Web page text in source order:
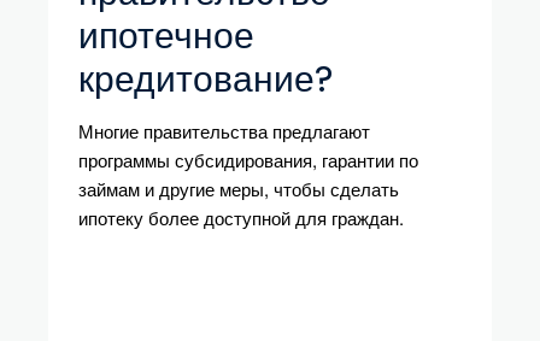
ипотечное
кредитование?
Многие правительства предлагают
программы субсидирования, гарантии по
займам и другие меры, чтобы сделать
ипотеку более доступной для граждан.